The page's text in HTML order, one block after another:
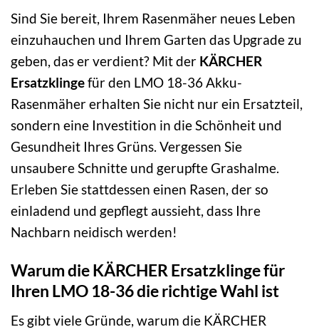
Sind Sie bereit, Ihrem Rasenmäher neues Leben
einzuhauchen und Ihrem Garten das Upgrade zu
geben, das er verdient? Mit der KÄRCHER
Ersatzklingefür den LMO 18-36 Akku-
Rasenmäher erhalten Sie nicht nur ein Ersatzteil,
sondern eine Investition in die Schönheit und
Gesundheit Ihres Grüns. Vergessen Sie
unsaubere Schnitte und gerupfte Grashalme.
Erleben Sie stattdessen einen Rasen, der so
einladend und gepflegt aussieht, dass Ihre
Nachbarn neidisch werden!
Warum die KÄRCHER Ersatzklinge für
Ihren LMO 18-36 die richtige Wahl ist
Es gibt viele Gründe, warum die KÄRCHER